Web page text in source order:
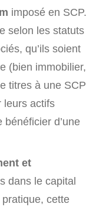
imposé en SCP.
selon les statuts
qu’ils soient
(bien immobilier,
titres à une SCP
leurs actifs
d’une
et
dans le capital
cette